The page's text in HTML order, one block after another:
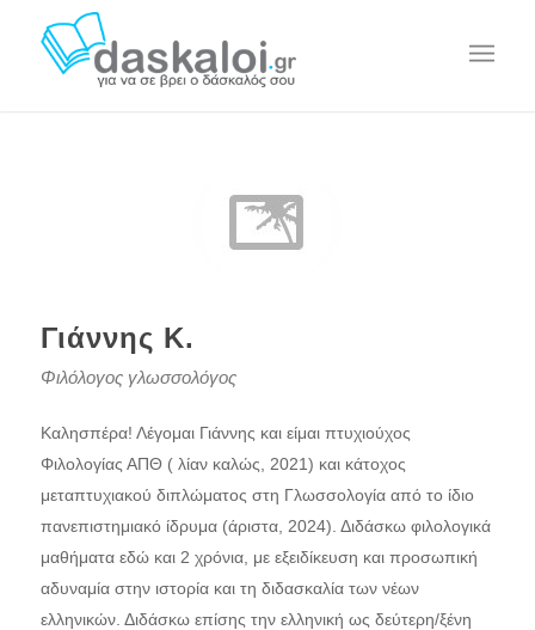
Γιάννης Κ.
Φιλόλογος γλωσσολόγος
Καλησπέρα! Λέγομαι Γιάννης και είμαι πτυχιούχος
Φιλολογίας ΑΠΘ ( λίαν καλώς, 2021) και κάτοχος
μεταπτυχιακού διπλώματος στη Γλωσσολογία από το ίδιο
πανεπιστημιακό ίδρυμα (άριστα, 2024). Διδάσκω φιλολογικά
μαθήματα εδώ και 2 χρόνια, με εξειδίκευση και προσωπική
αδυναμία στην ιστορία και τη διδασκαλία των νέων
ελληνικών. Διδάσκω επίσης την ελληνική ως δεύτερη/ξένη